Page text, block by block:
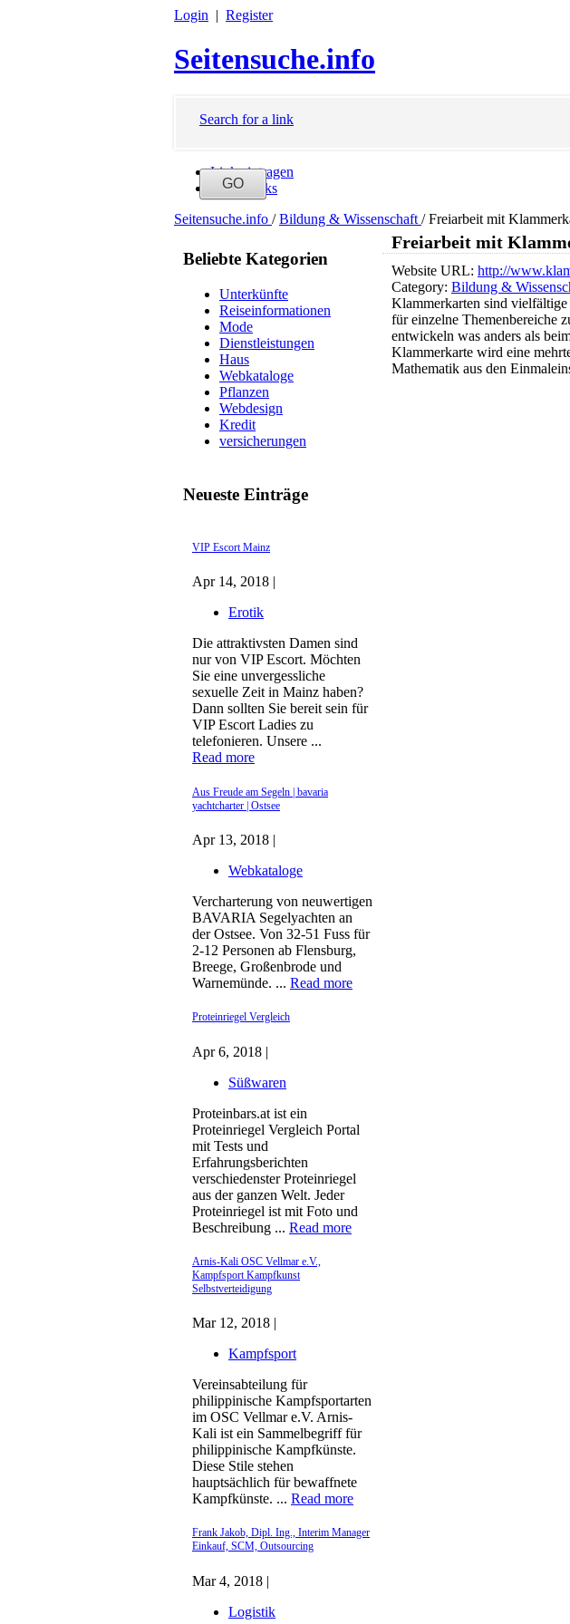
Login | Register
Seitensuche.info
Search for a link
Link eintragen
Neue Links
Seitensuche.info / Bildung & Wissenschaft/ Freiarbeit mit
Beliebte Kategorien
Unterkünfte
Reiseinformationen
Mode
Dienstleistungen
Haus
Webkataloge
Pflanzen
Webdesign
Kredit
versicherungen
Neueste Einträge
VIP Escort Mainz
Apr 14, 2018 |
Erotik
Die attraktivsten Damen sind
nur von VIP Escort. Möchten
Sie eine unvergessliche
sexuelle Zeit in Mainz haben?
Dann sollten Sie bereit sein für
VIP Escort Ladies zu
telefonieren. Unsere ...
Read more
Aus Freude am Segeln | bavaria
yachtcharter | Ostsee
Apr 13, 2018 |
Webkataloge
Vercharterung von neuwertigen
BAVARIA Segelyachten an
der Ostsee. Von 32-51 Fuss für
2-12 Personen ab Flensburg,
Breege, Großenbrode und
Warnemünde. ... Read more
Proteinriegel Vergleich
Apr 6, 2018 |
Süßwaren
Proteinbars.at ist ein
Proteinriegel Vergleich Portal
mit Tests und
Erfahrungsberichten
verschiedenster Proteinriegel
aus der ganzen Welt. Jeder
Proteinriegel ist mit Foto und
Beschreibung ... Read more
Arnis-Kali OSC Vellmar e.V.,
Kampfsport Kampfkunst
Selbstverteidigung
Mar 12, 2018 |
Kampfsport
Vereinsabteilung für
philippinische Kampfsportarten
im OSC Vellmar e.V. Arnis-
Kali ist ein Sammelbegriff für
philippinische Kampfkünste.
Diese Stile stehen
hauptsächlich für bewaffnete
Kampfkünste. ... Read more
Frank Jakob, Dipl. Ing., Interim Manager
Einkauf, SCM, Outsourcing
Mar 4, 2018 |
Logistik
Freiarbeit mit
Website URL: http://
Category: Bildung &
Klammerkarten sind
für einzelne Themenbereiche
entwickeln was anders als
Klammerkarte wird eine
Mathematik aus den